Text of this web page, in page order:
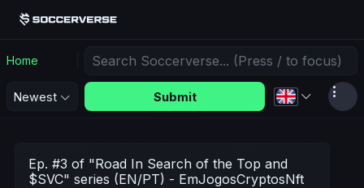
Home
Newest Submit
Ep. #3 of "Road In Search of the Top and
$SVC" series (EN/PT) - EmJogosCryptosNft